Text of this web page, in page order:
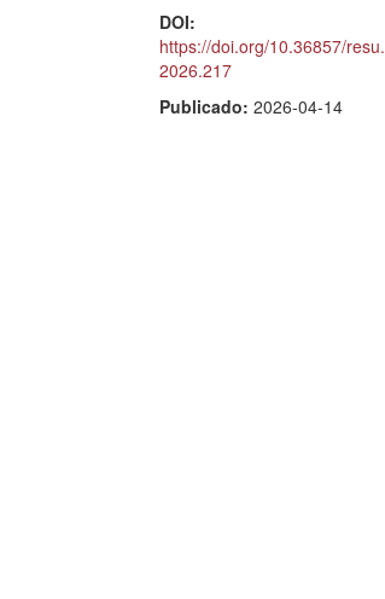
DOI:
https://doi.org/10.36857/resu.
2026.217
Publicado: 2026-04-14